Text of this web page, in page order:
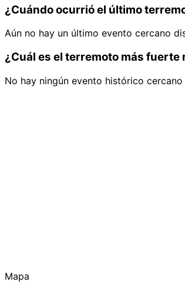
¿Cuándo ocurrió el último
Aún no hay un último evento cercano
¿Cuál es el terremoto más
No hay ningún evento histórico
Mapa